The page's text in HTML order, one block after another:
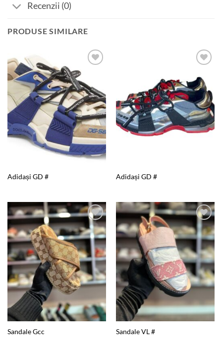
Recenzii (0)
PRODUSE SIMILARE
Adidași GD #
wishlist
Adidași GD #
Add to
wishlist
Sandale Gcc
Add to
wishlist
Sandale VL #